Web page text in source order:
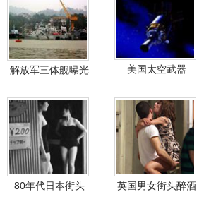
解放军三体舰曝光 美国太空武器
80年代日本街头 英国男女街头醉酒